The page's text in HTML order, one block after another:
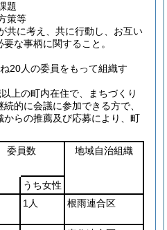
題
策等
共に考え、共に行動し、お互い
な事柄に関すること。
20人の委員をもって組織す
上の町内在住で、まちづくり
的に会議に参加できる方で、
からの推薦及び応募により、町
委員数 地域自治組織
うち女性
1人 根雨連合区